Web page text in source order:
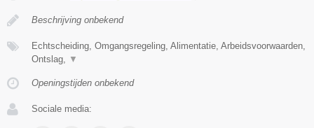
Beschrijving onbekend
Echtscheiding, Omgangsregeling, Alimentatie, Arbeidsvoorwaarden,
Ontslag, ▼
Openingstijden onbekend
Sociale media: